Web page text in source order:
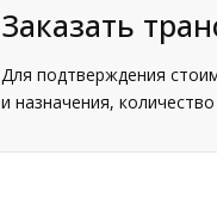
Заказать
Для подтверждения
и назначения,